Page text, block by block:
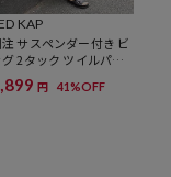
験、技術、履き心地
。
KAP
注 サスペンダー付き ビ
グ 2タック ツイルパン
＜セットアップ対応＞
円 41%OFF